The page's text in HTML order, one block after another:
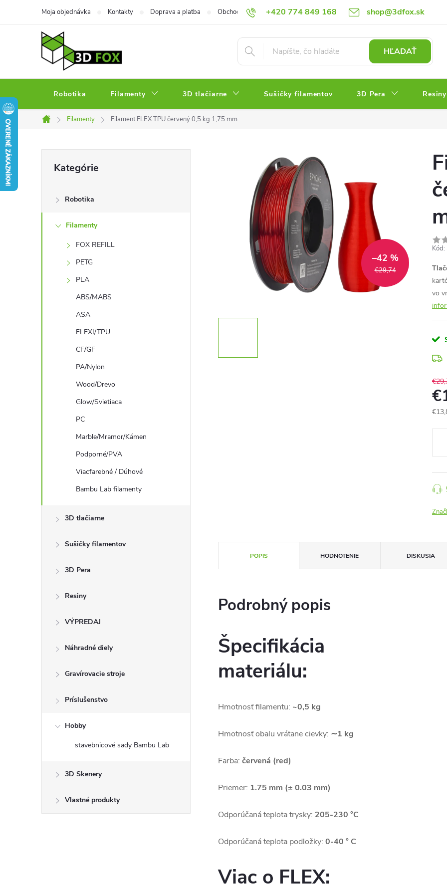
+420 774 849 168 shop@3dfox.sk
Moja objednávka Kontakty Doprava a platba Obchodné podmienky Podmienky ochrany osobných údajov
HĽADAŤ
Robotika Filamenty 3D tlačiarne Sušičky filamentov 3D Pera Resiny
Domov
Filamenty Filament FLEX TPU červený 0,5 kg 1,75 mm
č
kategórie
Kategórie
Robotika
Filamenty
FOX REFILL
PETG
PLA
ABS/MABS
ASA
FLEXI/TPU
CF/GF
PA/Nylon
Wood/Drevo
Glow/Svietiaca
PC
Marble/Mramor/Kámen
Podporné/PVA
Viacfarebné / Dúhové
Bambu Lab filamenty
3D tlačiarne
Sušičky filamentov
3D Pera
Resiny
VÝPREDAJ
Náhradné diely
Gravírovacie stroje
Príslušenstvo
Hobby
stavebnicové sady Bambu Lab
3D Skenery
Vlastné produkty
€29,74
–42 %
Kód:
vo
POPIS HODNOTENIE DISKUSIA
Podrobný popis
Špecifikácia
materiálu:
Hmotnosť filamentu: ~0,5 kg
Hmotnosť obalu vrátane cievky: ∼1 kg
Farba: červená (red)
Priemer: 1.75 mm (± 0.03 mm)
Odporúčaná teplota trysky: 205-230 °C
Odporúčaná teplota podložky: 0-40 ° C
Viac o FLEX: